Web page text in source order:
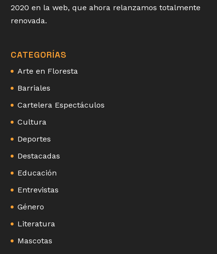
2020 en la web, que ahora relanzamos totalmente
renovada.
CATEGORÍAS
Arte en Floresta
Barriales
Cartelera Espectáculos
Cultura
Deportes
Destacadas
Educación
Entrevistas
Género
Literatura
Mascotas